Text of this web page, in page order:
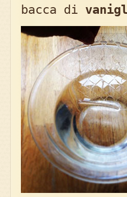
bacca di